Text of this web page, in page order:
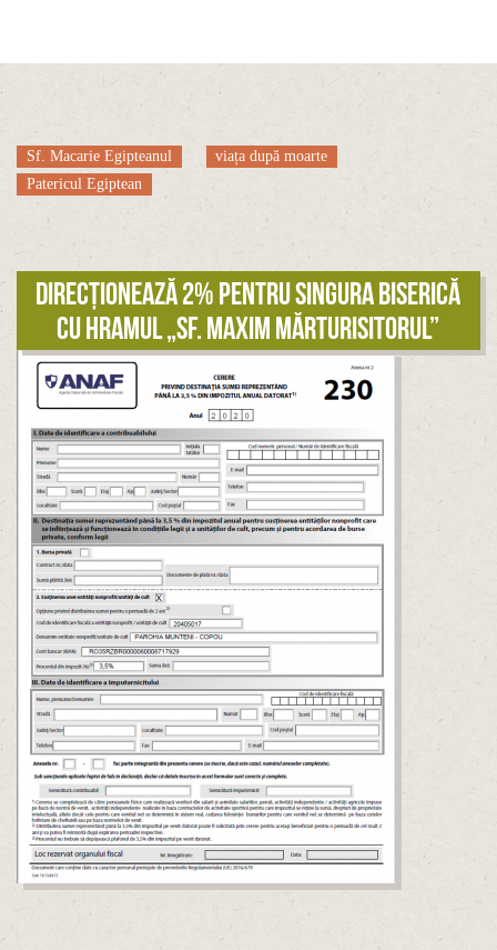
Sf. Macarie Egipteanul
viața după moarte
Patericul Egiptean
Direcționează 2% pentru singura biserică
cu hramul „Sf. Maxim Mărturisitorul”